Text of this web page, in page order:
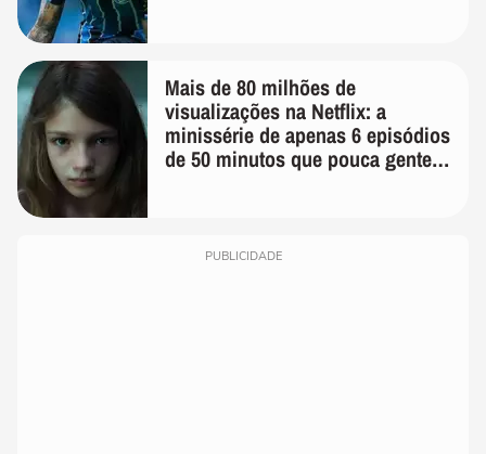
Mais de 80 milhões de
visualizações na Netflix: a
minissérie de apenas 6 episódios
de 50 minutos que pouca gente
PUBLICIDADE